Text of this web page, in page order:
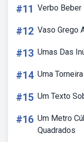
#11 Verbo Beber
#12 Vaso Grego
#13 Umas Das
#14 Uma
#15 Um Texto
#16 Um Metro
Quadrados